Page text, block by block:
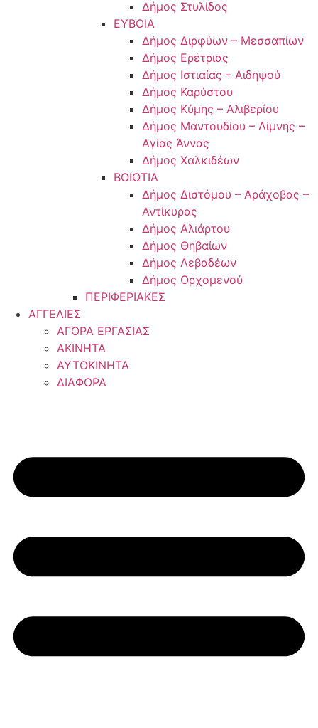
Δήμος Στυλίδος
ΕΥΒΟΙΑ
Δήμος Διρφύων – Μεσσαπίων
Δήμος Ερέτριας
Δήμος Ιστιαίας – Αιδηψού
Δήμος Καρύστου
Δήμος Κύμης – Αλιβερίου
Δήμος Μαντουδίου – Λίμνης –
Αγίας Άννας
Δήμος Χαλκιδέων
ΒΟΙΩΤΙΑ
Δήμος Διστόμου – Αράχοβας –
Αντίκυρας
Δήμος Αλιάρτου
Δήμος Θηβαίων
Δήμος Λεβαδέων
Δήμος Ορχομενού
ΠΕΡΙΦΕΡΙΑΚΕΣ
ΑΓΓΕΛΙΕΣ
ΑΓΟΡΑ ΕΡΓΑΣΙΑΣ
ΑΚΙΝΗΤΑ
ΑΥΤΟΚΙΝΗΤΑ
ΔΙΑΦΟΡΑ